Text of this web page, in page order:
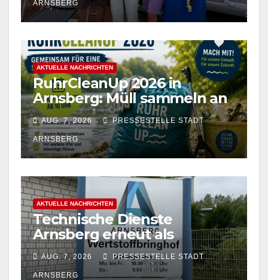
ARNSBERG
AKTUELLE NACHRICHTEN
RuhrCleanUp 2026 in
Arnsberg: Müll sammeln an
vier Standorten am 12.
September
AUG. 7, 2026 PRESSESTELLE STADT
ARNSBERG
AKTUELLE NACHRICHTEN
Technische Dienste
Arnsberg erneut als
Entsorgungsfachbetrieb
zertifiziert
AUG. 7, 2026 PRESSESTELLE STADT
ARNSBERG